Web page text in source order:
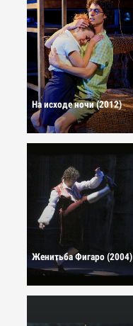
На исходе ночи (2012)
Женитьба Фигаро (2004)